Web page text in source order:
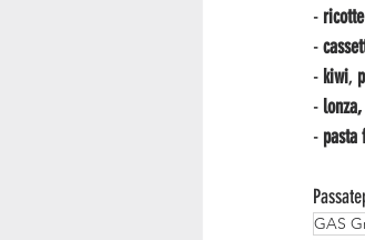
- ricotte
-
- kiwi,
-
- pasta
GAS